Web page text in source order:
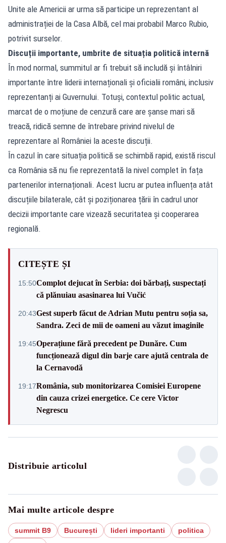
Unite ale Americii ar urma să participe un reprezentant al
administrației de la Casa Albă, cel mai probabil Marco Rubio,
potrivit surselor.
Discuții importante, umbrite de situația politică internă
În mod normal, summitul ar fi trebuit să includă și întâlniri
importante între liderii internaționali și oficialii români, inclusiv
reprezentanți ai Guvernului. Totuși, contextul politic actual,
marcat de o moțiune de cenzură care are șanse mari să
treacă, ridică semne de întrebare privind nivelul de
reprezentare al României la aceste discuții.
În cazul în care situația politică se schimbă rapid, există riscul
ca România să nu fie reprezentată la nivel complet în fața
partenerilor internaționali. Acest lucru ar putea influența atât
discuțiile bilaterale, cât și poziționarea țării în cadrul unor
decizii importante care vizează securitatea și cooperarea
regională.
CITEȘTE ȘI
15:50Complot dejucat în Serbia: doi bărbați, suspectați
că plănuiau asasinarea lui Vučić
20:43Gest superb făcut de Adrian Mutu pentru soția sa,
Sandra. Zeci de mii de oameni au văzut imaginile
19:45Operațiune fără precedent pe Dunăre. Cum
funcționează digul din barje care ajută centrala de
la Cernavodă
19:17România, sub monitorizarea Comisiei Europene
din cauza crizei energetice. Ce cere Victor
Negrescu
Distribuie articolul
Mai multe articole despre
summit B9 București lideri importanti
politica